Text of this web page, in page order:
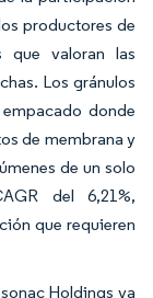
productores de
que valoran las
Los gránulos
donde
de membrana y
de un solo
del 6,21%,
que requieren
Holdings ya